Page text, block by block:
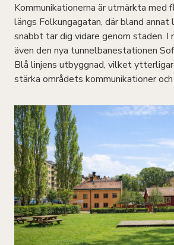
Kommunikationerna är utmärkta med
längs Folkungagatan, där bland annat
snabbt tar dig vidare genom staden. I
även den nya tunnelbanestationen
Blå linjens utbyggnad, vilket
stärka områdets kommunikationer